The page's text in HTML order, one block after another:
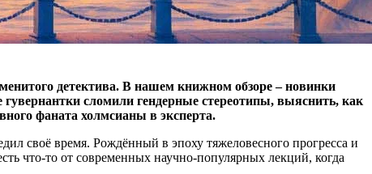
детектива. В нашем книжном обзоре – новинки
сломили гендерные стереотипы, выяснить, как
фаната холмсианы в эксперта.
своё время. Рождённый в эпоху тяжеловесного прогресса и
что-то от современных научно-популярных лекций, когда